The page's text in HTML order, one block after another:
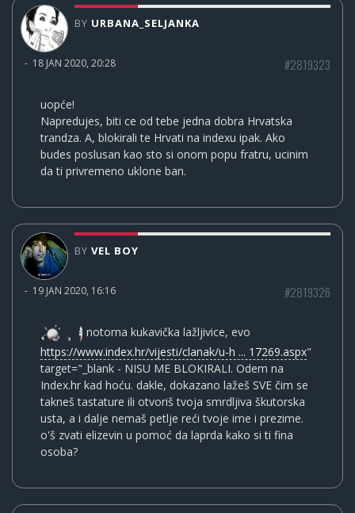
BY URBANA_SELJANKA
- 18 JAN 2020, 20:28 #2819323
uopće!
Napredujes, biti ce od tebe jedna dobra Hrvatska
trandza. A, blokirali te Hrvati na indexu ipak. Ako
budes poslusan kao sto si onom popu fratru, ucinim
da ti privremeno uklone ban.
BY VEL BOY
- 19 JAN 2020, 16:16 #2819326
notorna kukavička lažljivice, evo
https://www.index.hr/vijesti/clanak/u-h ... 17269.aspx"
target="_blank - NISU ME BLOKIRALI. Odem na
Index.hr kad hoću. dakle, dokazano lažeš SVE čim se
takneš tastature ili otvoriš tvoja smrdljiva škutorska
usta, a i dalje nemaš petlje reći tvoje ime i prezime.
o'š zvati elizevin u pomoć da laprda kako si ti fina
osoba?